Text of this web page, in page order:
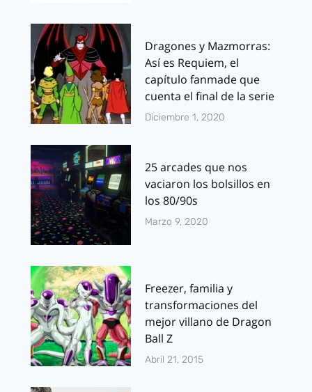
Dragones y Mazmorras:
Así es Requiem, el
capítulo fanmade que
cuenta el final de la serie
Diciembre 1, 2020
25 arcades que nos
vaciaron los bolsillos en
los 80/90s
Marzo 9, 2020
Freezer, familia y
transformaciones del
mejor villano de Dragon
Ball Z
Abril 21, 2015